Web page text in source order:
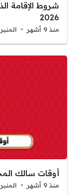
شروط الإقامة
2026
منذ 9 أشهر
أوقات سالك
منذ 9 أشهر